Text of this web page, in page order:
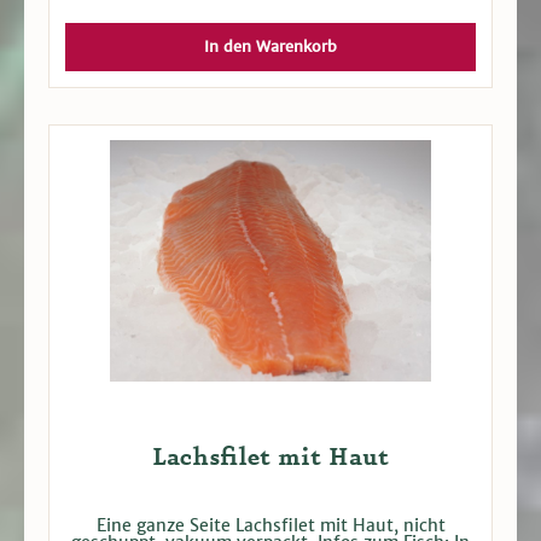
Fettsäuren.
In den Warenkorb
Lachsfilet mit Haut
Eine ganze Seite Lachsfilet mit Haut, nicht